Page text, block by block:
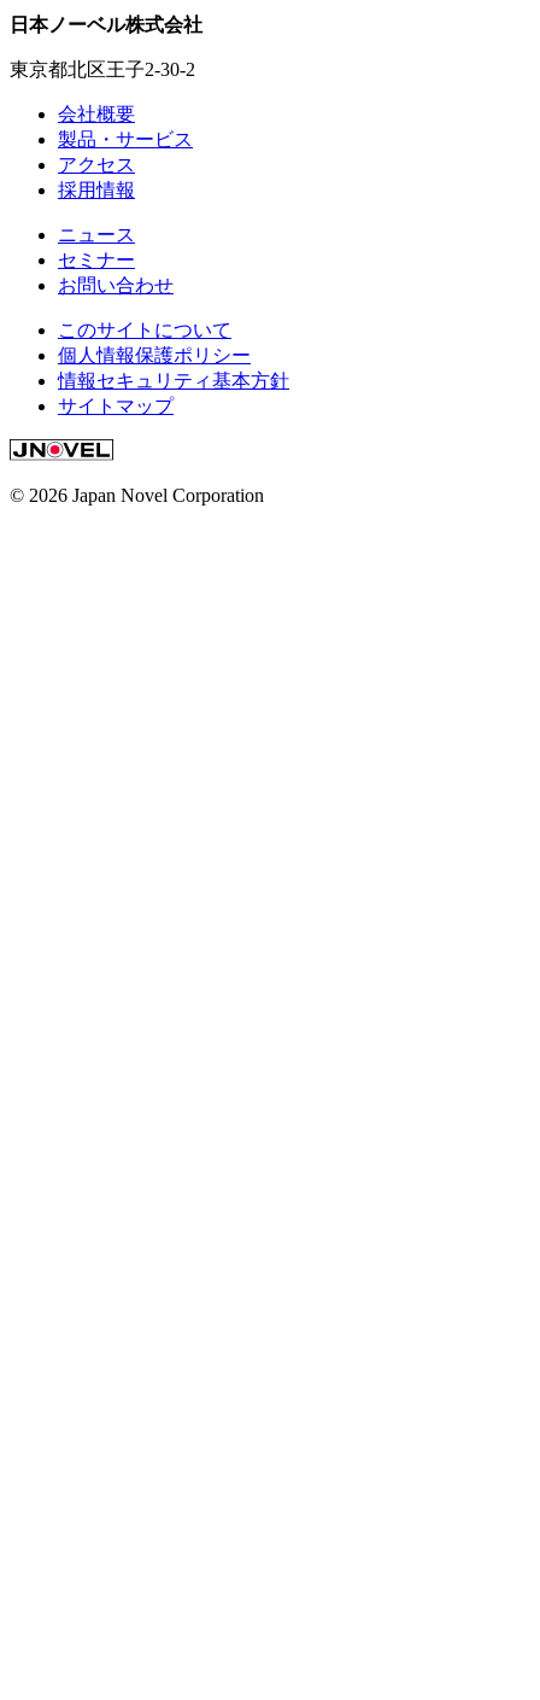
日本ノーベル株式会社
東京都北区王子2-30-2
会社概要
製品・サービス
アクセス
採用情報
ニュース
セミナー
お問い合わせ
このサイトについて
個人情報保護ポリシー
情報セキュリティ基本方針
サイトマップ
© 2026 Japan Novel Corporation